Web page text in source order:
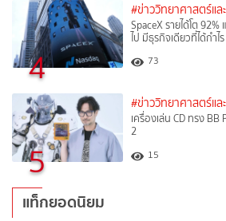
4
#ข่าววิทยาศาสตร์แล
SpaceX รายได้โต
ไป มีธุรกิจเดียวที่ได้กำไ
73
5
#ข่าววิทยาศาสตร์แล
เครื่องเล่น CD ทรง
2
15
แท็กยอดนิยม